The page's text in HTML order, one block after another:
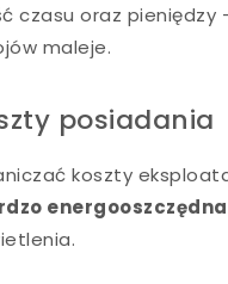
czasu oraz
maleje.
posiadania
koszty
energooszczędna